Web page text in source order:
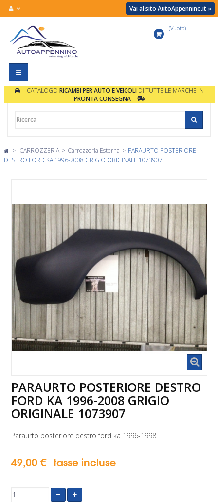
Vai al sito AutoAppennino.it »
Navigazione
Toggle
(Vuoto)
CATALOGO RICAMBI PER AUTO E VEICOLIDI TUTTE LE MARCHE IN
PRONTA CONSEGNA
> CARROZZERIA > Carrozzeria Esterna > PARAURTO POSTERIORE
DESTRO FORD KA 1996-2008 GRIGIO ORIGINALE 1073907
PARAURTO POSTERIORE DESTRO
FORD KA 1996-2008 GRIGIO
ORIGINALE 1073907
Paraurto posteriore destro ford ka 1996-1998
49,00 € tasse incluse